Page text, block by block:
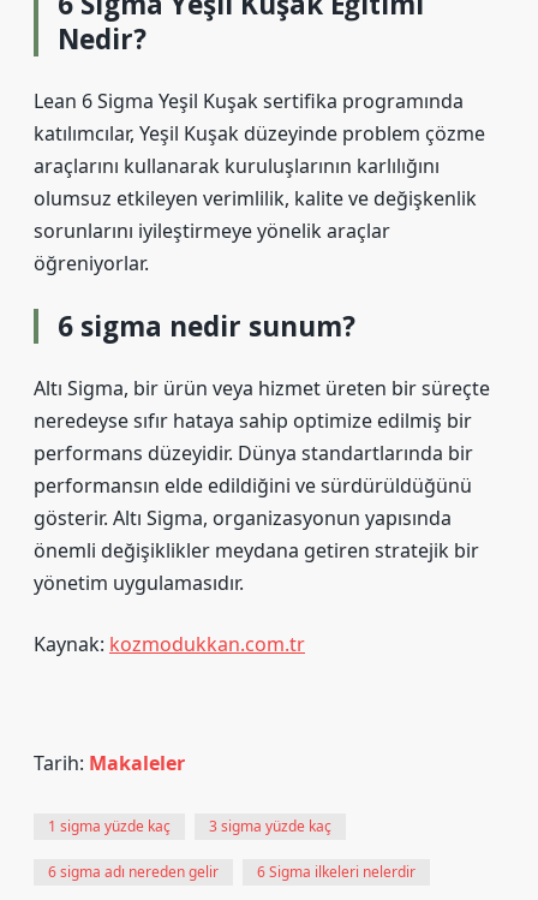
Nedir?
Lean 6 Sigma Yeşil Kuşak sertifika programında
katılımcılar, Yeşil Kuşak düzeyinde problem çözme
araçlarını kullanarak kuruluşlarının karlılığını
olumsuz etkileyen verimlilik, kalite ve değişkenlik
sorunlarını iyileştirmeye yönelik araçlar
öğreniyorlar.
6 sigma nedir sunum?
Altı Sigma, bir ürün veya hizmet üreten bir süreçte
neredeyse sıfır hataya sahip optimize edilmiş bir
performans düzeyidir. Dünya standartlarında bir
performansın elde edildiğini ve sürdürüldüğünü
gösterir. Altı Sigma, organizasyonun yapısında
önemli değişiklikler meydana getiren stratejik bir
yönetim uygulamasıdır.
Kaynak: kozmodukkan.com.tr
Tarih: Makaleler
1 sigma yüzde kaç 3 sigma yüzde kaç
6 sigma adı nereden gelir 6 Sigma ilkeleri nelerdir